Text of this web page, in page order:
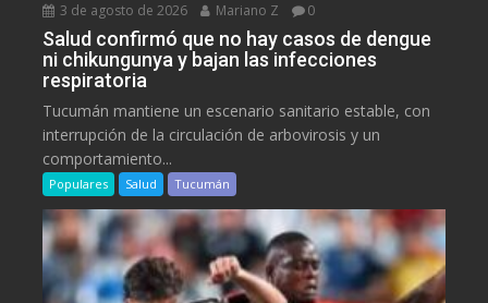
3 de agosto de 2026 Mariano Z 0
Salud confirmó que no hay casos de dengue
ni chikungunya y bajan las infecciones
respiratoria
Tucumán mantiene un escenario sanitario estable, con
interrupción de la circulación de arbovirosis y un
comportamiento...
Populares Salud Tucumán